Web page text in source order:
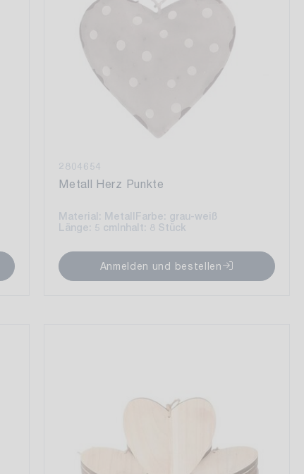
2804654
Metall Herz Punkte
Material: Metall
Farbe: grau-weiß
Länge: 5 cm Inhalt: 8 Stück
Anmelden und bestellen